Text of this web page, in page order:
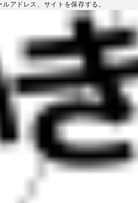
アドレス、サイトを保存する。